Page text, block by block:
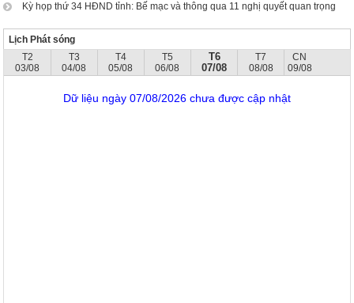
Kỳ họp thứ 34 HĐND tỉnh: Bế mạc và thông qua 11 nghị quyết quan trọng
Lịch Phát sóng
T2
03/08
T3
04/08
T4
05/08
T5
06/08
T6
07/08
T7
08/08
CN
09/08
Dữ liệu ngày 07/08/2026 chưa được cập nhật